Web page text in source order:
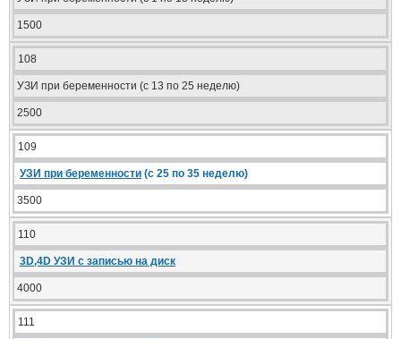
1500
108
УЗИ при беременности (с 13 по 25 неделю)
2500
109
УЗИ при беременности (с 25 по 35 неделю)
3500
110
3D,4D УЗИ с записью на диск
4000
111